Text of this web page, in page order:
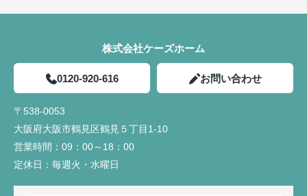
株式会社ケーズホーム
0120-920-616 お問い合わせ
〒538-0053
大阪府大阪市鶴見区鶴見５丁目1-10
営業時間： 09：00～18：00
定休日： 毎週火・水曜日